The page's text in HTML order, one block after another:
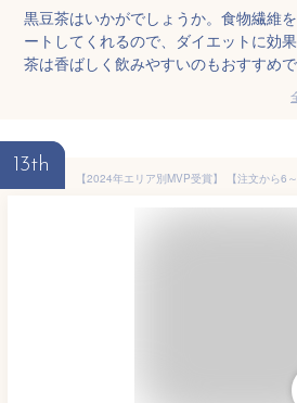
黒豆茶はいかがでしょうか。食物繊維
ートしてくれるので、ダイエットに効
茶は香ばしく飲みやすいのもおすすめで
13th